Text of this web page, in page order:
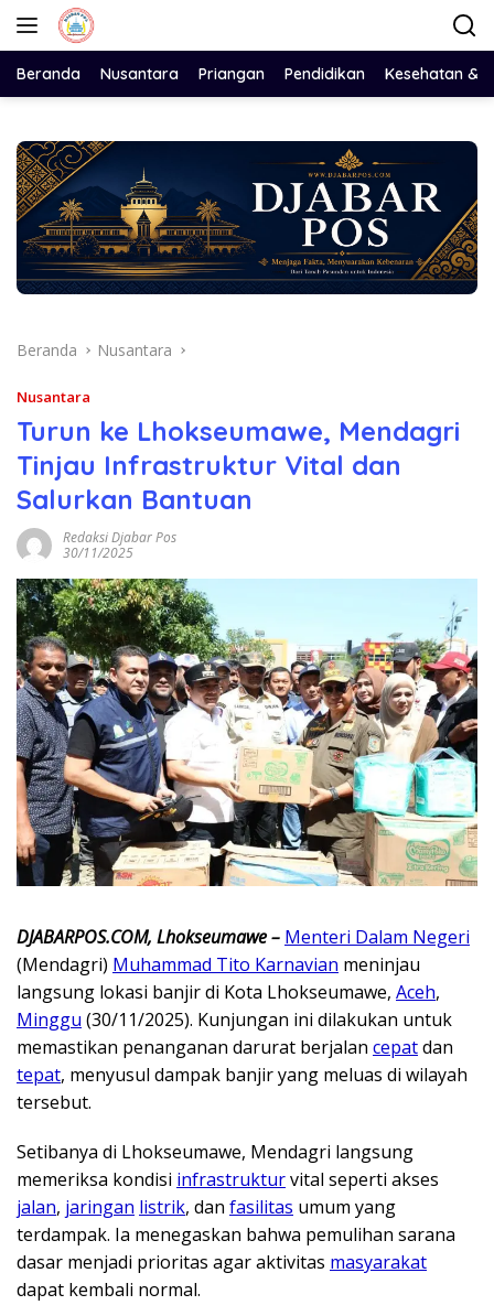
Langsung
Beranda Nusantara Priangan Pendidikan Kesehatan &
Beranda Nusantara
Nusantara
Turun ke Lhokseumawe, Mendagri
Tinjau Infrastruktur Vital dan
Salurkan Bantuan
Redaksi Djabar Pos
30/11/2025
DJABARPOS.COM, Lhokseumawe – Menteri Dalam Negeri
(Mendagri) Muhammad Tito Karnavian meninjau
langsung lokasi banjir di Kota Lhokseumawe, Aceh,
Minggu (30/11/2025). Kunjungan ini dilakukan untuk
memastikan penanganan darurat berjalan cepatdan
tepat, menyusul dampak banjir yang meluas di wilayah
tersebut.
Setibanya di Lhokseumawe, Mendagri langsung
memeriksa kondisi infrastrukturvital seperti akses
jalan, jaringan listrik, dan fasilitas umum yang
terdampak. Ia menegaskan bahwa pemulihan sarana
dasar menjadi prioritas agar aktivitas masyarakat
dapat kembali normal.